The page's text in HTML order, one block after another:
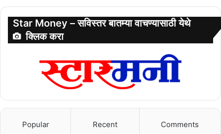
Star Money – सविस्तर बातम्या वाचण्यासाठी येथे
क्लिक करा
Popular Recent Comments